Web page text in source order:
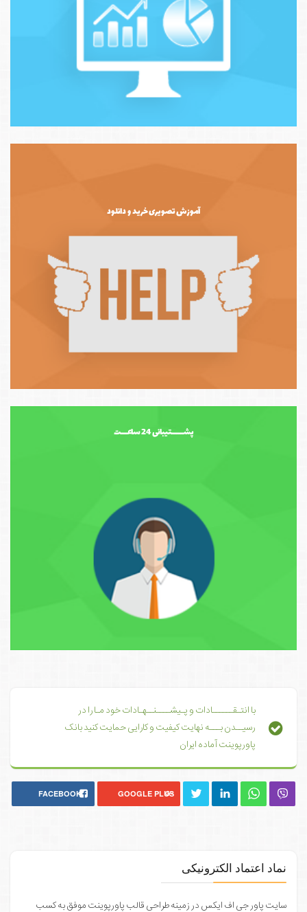
آموزش تصویری خرید و دانلود
پشــــــتیبانی 24 ساعـــت
با انتـقــــــادات و پـیشــــنــهـادات خود مـا را در
رسیــدن بـــه نهایت کیفیت و کارایی حمایت کنید بانک
پاورپوینت آماده ایران
FACEBOOK GOOGLE PLUS
نماد اعتماد الکترونیکی
سایت پاور جی اف ایکس در زمینه طراحی قالب پاورپوینت موفق به کسب